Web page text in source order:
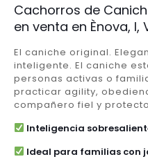
Cachorros de
en venta en Ènova, l,
El caniche original.
inteligente. El caniche
personas activas o
practicar agility,
compañero fiel y
Inteligencia
Ideal para familias con